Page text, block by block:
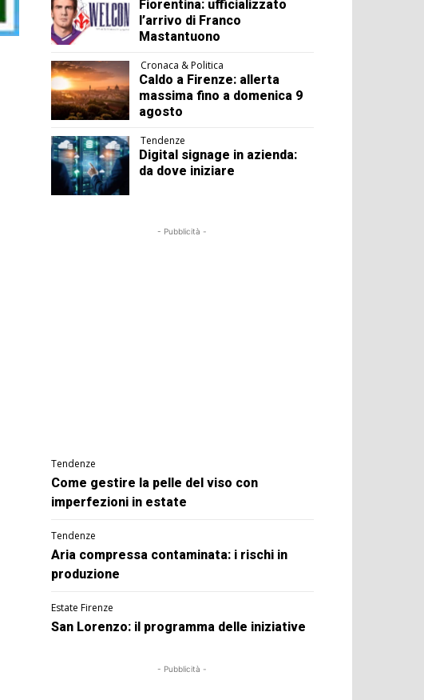
Fiorentina: ufficializzato
l’arrivo di Franco
Mastantuono
Cronaca & Politica
Caldo a Firenze: allerta
massima fino a domenica 9
agosto
Tendenze
Digital signage in azienda:
da dove iniziare
- Pubblicità -
Tendenze
Come gestire la pelle del viso con
imperfezioni in estate
Tendenze
Aria compressa contaminata: i rischi in
produzione
Estate Firenze
San Lorenzo: il programma delle iniziative
- Pubblicità -